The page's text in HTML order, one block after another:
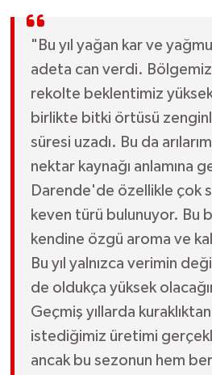
"Bu yıl yağan kar ve
adeta can verdi.
rekolte beklentimiz
birlikte bitki örtüsü
süresi uzadı. Bu da
nektar kaynağı anlamına
Darende'de özellikle çok
keven türü bulunuyor. Bu
kendine özgü aroma ve
Bu yıl yalnızca verimin
de oldukça yüksek
Geçmiş yıllarda
istediğimiz üretimi
ancak bu sezonun hem